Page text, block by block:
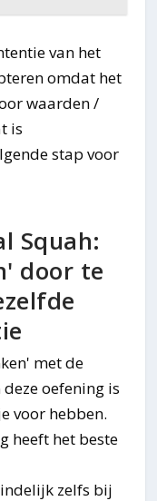
van het
omdat het
waarden /
is
stap voor
Squah:
door te
met de
oefening is
voor hebben.
heeft het beste
zelfs bij